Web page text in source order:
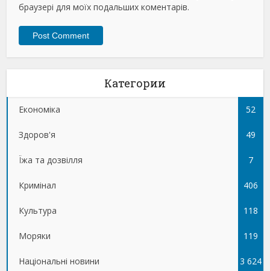
браузері для моїх подальших коментарів.
Категории
Економіка 52
Здоров'я 49
Їжа та дозвілля 7
Кримінал 406
Культура 118
Моряки 119
Національні новини 3 624